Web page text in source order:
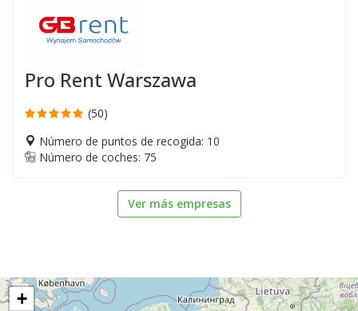
Pro Rent Warszawa
(50)
Número de puntos de recogida: 10
Número de coches: 75
Ver más empresas
+